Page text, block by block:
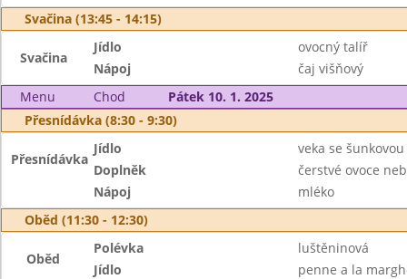
Svačina (13:45 - 14:15)
Svačina
Jídlo
ovocný talíř
Nápoj
čaj višňový
Menu
Chod
Pátek 10. 1. 2025
Přesnídávka (8:30 - 9:30)
Přesnídávka
Jídlo
veka se
Doplněk
čerstvé ovoce
Nápoj
mléko
Oběd (11:30 - 12:30)
Oběd
Polévka
luštěninová
Jídlo
penne a la